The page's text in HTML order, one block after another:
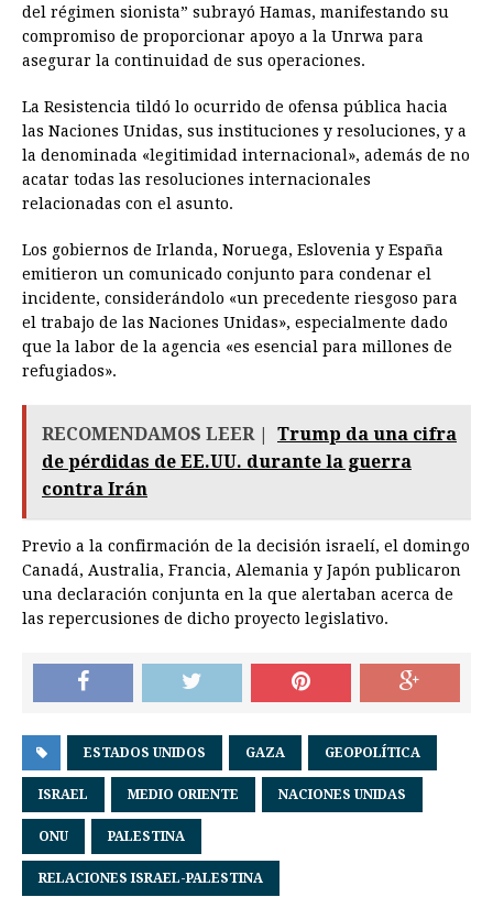
del régimen sionista” subrayó Hamas, manifestando su
compromiso de proporcionar apoyo a la Unrwa para
asegurar la continuidad de sus operaciones.
La Resistencia tildó lo ocurrido de ofensa pública hacia
las Naciones Unidas, sus instituciones y resoluciones, y a
la denominada «legitimidad internacional», además de no
acatar todas las resoluciones internacionales
relacionadas con el asunto.
Los gobiernos de Irlanda, Noruega, Eslovenia y España
emitieron un comunicado conjunto para condenar el
incidente, considerándolo «un precedente riesgoso para
el trabajo de las Naciones Unidas», especialmente dado
que la labor de la agencia «es esencial para millones de
refugiados».
RECOMENDAMOS LEER |
Trump da una cifra
de pérdidas de EE.UU. durante la guerra
contra Irán
Previo a la confirmación de la decisión israelí, el domingo
Canadá, Australia, Francia, Alemania y Japón publicaron
una declaración conjunta en la que alertaban acerca de
las repercusiones de dicho proyecto legislativo.
ESTADOS UNIDOS GAZA GEOPOLÍTICA
ISRAEL MEDIO ORIENTE NACIONES UNIDAS
ONU PALESTINA
RELACIONES ISRAEL-PALESTINA